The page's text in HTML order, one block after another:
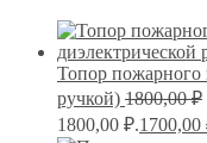
Топор
ручкой) 1800,00₽
1800,00 ₽.1700,00